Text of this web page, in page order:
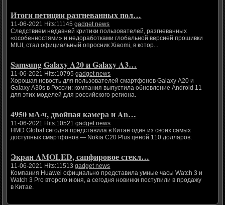
Итоги петиции разгневанных пол…
11-06-2021 Hits:11145gadget news
Следствием недавней критики пользователей, разгневанных
«особенностями» и недоработками глобальной версией прошивки
MIUI, стал официальный опросник Xiaomi, в котор...
Samsung Galaxy A20 и Galaxy A3…
11-06-2021 Hits:10795gadget news
Хорошая новость для пользователей смартфонов Galaxy A20 и
Galaxy A30s в России: компания выпустила обновление Android 11
для этих моделей для российского региона.
4950 мА·ч, двойная камера и An…
11-06-2021 Hits:10521gadget news
HMD Global сегодня представила в Китае один из своих самых
доступных смартфонов — Nokia C20 Plus ценой 110 долларов.
Экран AMOLED, сапфировое стекл…
11-06-2021 Hits:11513gadget news
Компания Huawei официально представила умные часы Watch 3 и
Watch 3 Pro второго июня, а сегодня новинки поступили в продажу
в Китае.